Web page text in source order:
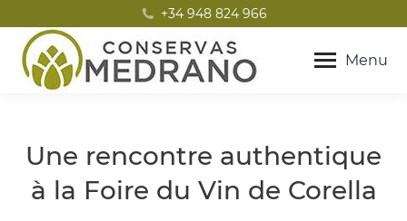
+34 948 824 966
Menu
Une rencontre authentique
à la Foire du Vin de Corella